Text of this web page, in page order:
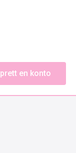
en konto